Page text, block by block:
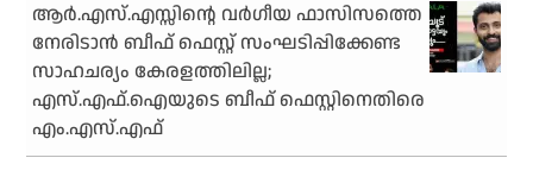
ആര്‍.എസ്.എസ്സിന്റെ വര്‍ഗീയ ഫാസിസത്തെ
നേരിടാന്‍ ബീഫ് ഫെസ്റ്റ് സംഘടിപ്പിക്കേണ്ട
സാഹചര്യം കേരളത്തിലില്ല;
എസ്.എഫ്.ഐയുടെ ബീഫ് ഫെസ്റ്റിനെതിരെ
എം.എസ്.എഫ്